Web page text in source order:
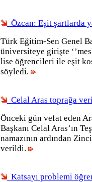
Özcan: Eşit şartlarda
Türk Eğitim-Sen Genel
üniversiteye girişte
lise öğrencileri ile eşit
söyledi.
Celal Aras toprağa
Önceki gün vefat eden
Başkanı Celal Aras’ın
namazının ardından
verildi.
Katsayı problemi